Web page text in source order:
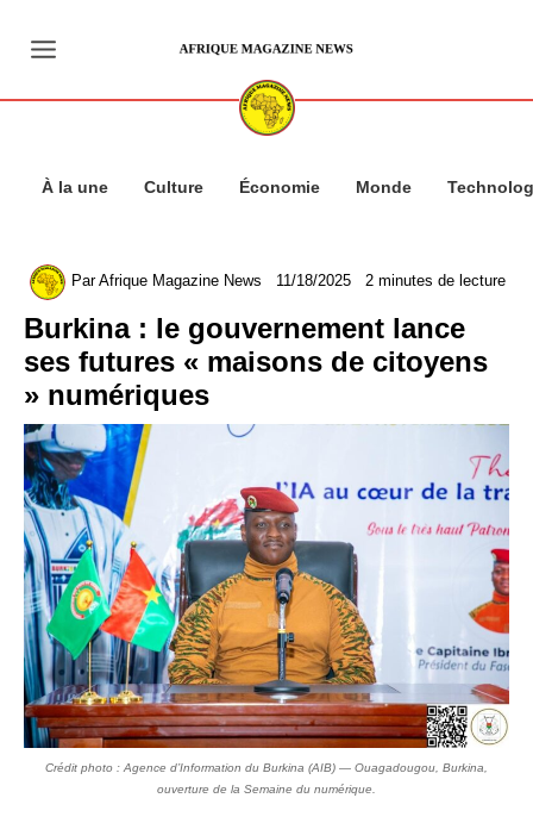
contenu
À la une Culture Économie Monde
ParAfrique Magazine News 11/18/2025 2 minutes de lecture
Burkina : le gouvernement lance
ses futures « maisons de citoyens
» numériques
Crédit photo : Agence d’Information du Burkina (AIB) — Ouagadougou, Burkina,
ouverture de la Semaine du numérique.